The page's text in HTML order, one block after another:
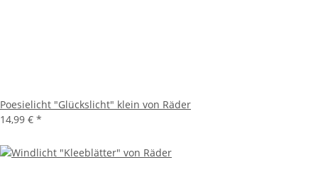
Poesielicht "Glückslicht" klein von Räder
14,99 € *